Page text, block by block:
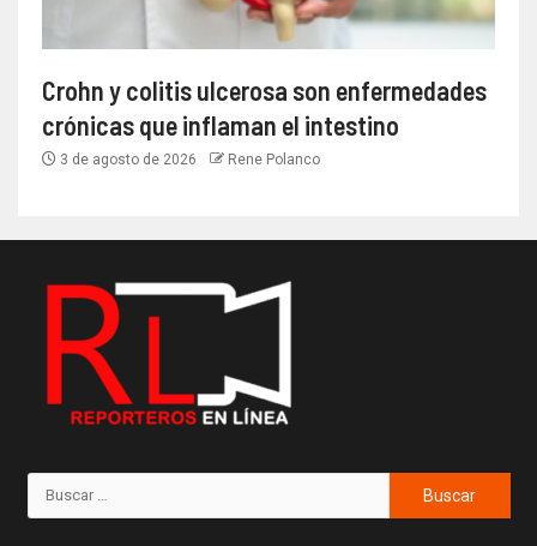
Crohn y colitis ulcerosa son enfermedades
crónicas que inflaman el intestino
3 de agosto de 2026 Rene Polanco